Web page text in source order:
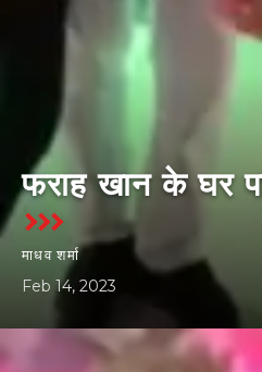
फराह खान के घर
माधव शर्मा
Feb 14, 2023